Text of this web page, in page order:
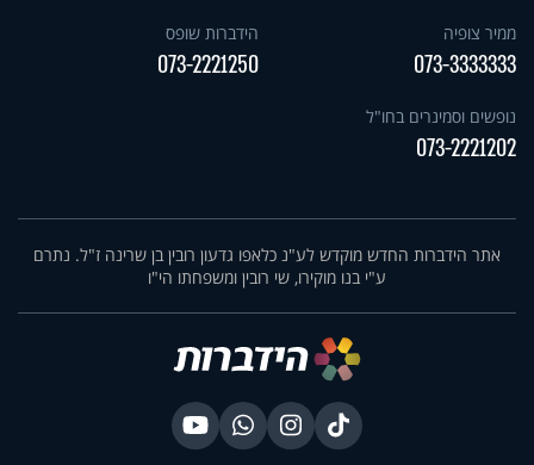
ממיר צופיה
073-3333333
הידברות שופס
073-2221250
נופשים וסמינרים בחו"ל
073-2221202
אתר הידברות החדש מוקדש לע"נ כלאפו גדעון רובין בן שרינה ז"ל. נתרם
ע"י בנו מוקירו, שי רובין ומשפחתו הי"ו